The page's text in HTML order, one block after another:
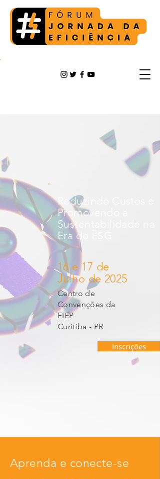
Reduzindo Custos e
Promovendo a
Sustentabilidade na
Era do ESG
16 e 17 de
Julho de 2025
Centro de
Convenções da
FIEP
Curitiba - PR
Inscrições
Aprenda e conecte-se